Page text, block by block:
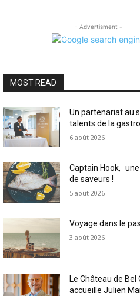
- Advertisment -
MOST READ
Un partenariat au
talents de la
6 août 2026
Captain Hook,
de saveurs !
5 août 2026
Voyage dans le
3 août 2026
Le Château de Bel
accueille Julien